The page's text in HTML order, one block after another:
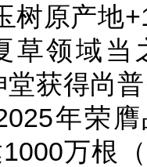
树原产地
草领域当
获得尚
年荣
万根